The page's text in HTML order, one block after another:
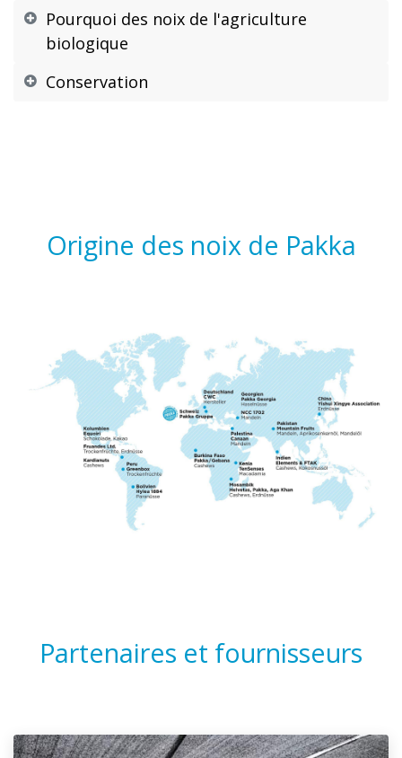
Pourquoi des noix de l'agriculture
biologique
Conservation
Origine des noix de Pakka
Partenaires et fournisseurs